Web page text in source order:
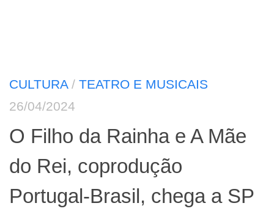
CULTURA/ TEATRO E MUSICAIS
26/04/2024
O Filho da Rainha e A Mãe
do Rei, coprodução
Portugal-Brasil, chega a SP